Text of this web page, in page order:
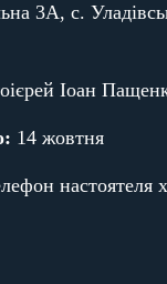
3А, с.
Іоан
14 жовтня
настоятеля